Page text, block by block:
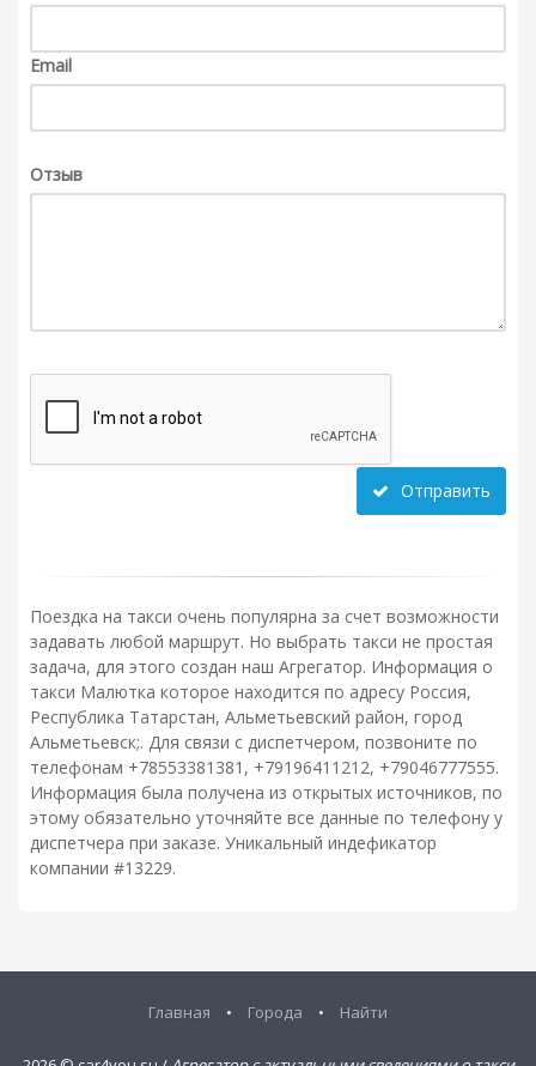
Email
Отзыв
Отправить
Поездка на такси очень популярна за счет возможности
задавать любой маршрут. Но выбрать такси не простая
задача, для этого создан наш Агрегатор. Информация о
такси Малютка которое находится по адресу Россия,
Республика Татарстан, Альметьевский район, город
Альметьевск;. Для связи с диспетчером, позвоните по
телефонам +78553381381, +79196411212, +79046777555.
Информация была получена из открытых источников, по
этому обязательно уточняйте все данные по телефону у
диспетчера при заказе. Уникальный индефикатор
компании #13229.
Главная • Города • Найти